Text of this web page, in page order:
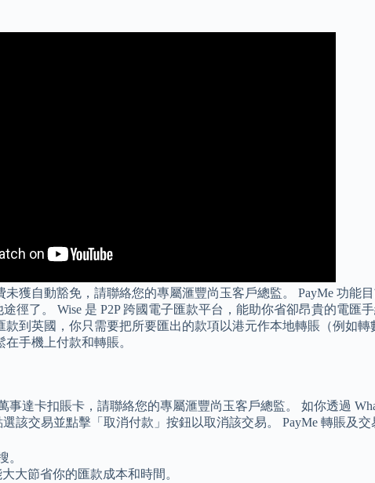
獲自動豁免，請聯絡您的專屬滙豐尚玉客戶總監。 PayMe 功能
徑了。 Wise 是 P2P 跨國電子匯款平台，能助你省卻昂貴的電匯
到英國，你只需要把所要匯出的款項以港元作本地轉賬（例如
手機上付款和轉賬。
達卡扣賬卡，請聯絡您的專屬滙豐尚玉客戶總監。 如你透過
交易並點擊「取消付款」按鈕以取消該交易。 PayMe 轉賬及
。
大節省你的匯款成本和時間。